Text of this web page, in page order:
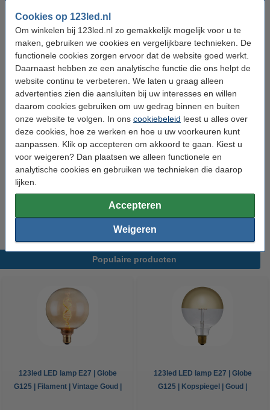
Cookies op 123led.nl
Om winkelen bij 123led.nl zo gemakkelijk mogelijk voor u te
maken, gebruiken we cookies en vergelijkbare technieken. De
functionele cookies zorgen ervoor dat de website goed werkt.
Daarnaast hebben ze een analytische functie die ons helpt de
website continu te verbeteren. We laten u graag alleen
advertenties zien die aansluiten bij uw interesses en willen
daarom cookies gebruiken om uw gedrag binnen en buiten
onze website te volgen. In ons cookiebeleid leest u alles over
deze cookies, hoe ze werken en hoe u uw voorkeuren kunt
aanpassen. Klik op accepteren om akkoord te gaan. Kiest u
voor weigeren? Dan plaatsen we alleen functionele en
analytische cookies en gebruiken we technieken die daarop
lijken.
Accepteren
Weigeren
Dimbaar: Ja
Coating: Smokey
Gebruik: Binnen
Beschermingsniveau: IP20
Voltage: 220-240 V
Globe G125
Diameter: Ø 125 mm
Branduren: 15.000 uur
CRI:
uw oude apparaat
Populaire producten
123led LED lamp E27 | Globe
G125 | Filament | Vintage Goud |
123led LED lamp E27 | Globe
G125 | Kopspiegel | Goud |